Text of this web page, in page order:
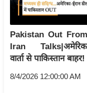
यि
मा
तृ
भू
मि
Pakistan Out
Iran
वार्ता से पाकिस्तान बाहर!
8/4/2026 12:00:00 AM